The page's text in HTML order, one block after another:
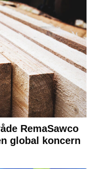
RemaSawco
global koncern